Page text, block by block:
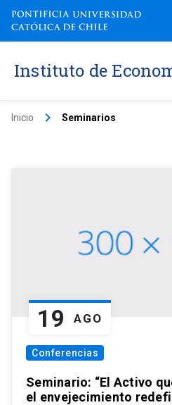
Instituto de
Inicio keyboard_arrow_right Seminarios
19 AGO
Conferencias
Seminario: “El Activo
el envejecimiento